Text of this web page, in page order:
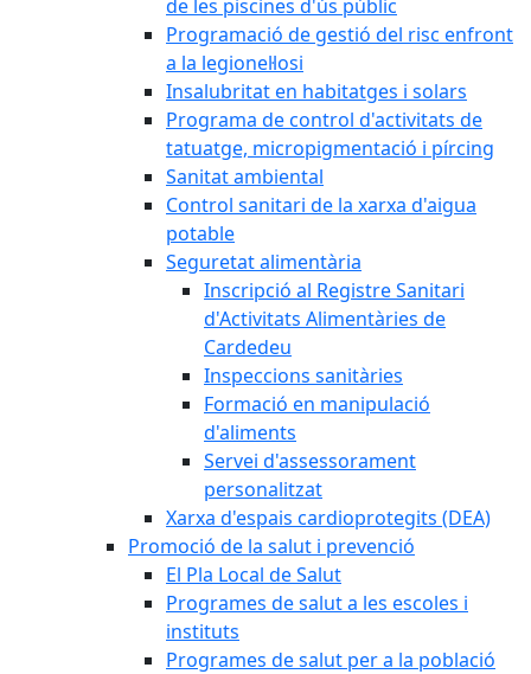
de les piscines d'ús públic
Programació de gestió del risc enfront
a la legionel·losi
Insalubritat en habitatges i solars
Programa de control d'activitats de
tatuatge, micropigmentació i pírcing
Sanitat ambiental
Control sanitari de la xarxa d'aigua
potable
Seguretat alimentària
Inscripció al Registre Sanitari
d'Activitats Alimentàries de
Cardedeu
Inspeccions sanitàries
Formació en manipulació
d'aliments
Servei d'assessorament
personalitzat
Xarxa d'espais cardioprotegits (DEA)
Promoció de la salut i prevenció
El Pla Local de Salut
Programes de salut a les escoles i
instituts
Programes de salut per a la població